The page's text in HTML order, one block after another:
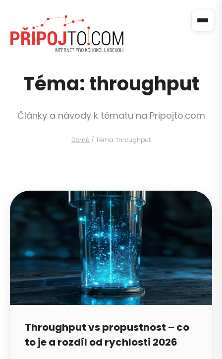
Téma: throughput
Články a návody k tématu na Pripojto.com
Domů / Téma: throughput
Throughput vs propustnost – co
to je a rozdíl od rychlosti 2026